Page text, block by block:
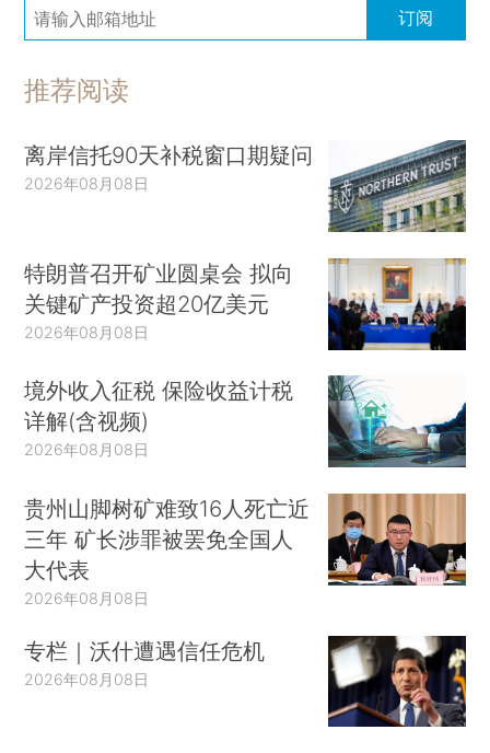
订阅
推荐阅读
离岸信托90天补税窗口期疑问
2026年08月08日
特朗普召开矿业圆桌会 拟向
关键矿产投资超20亿美元
2026年08月08日
境外收入征税 保险收益计税
详解(含视频)
2026年08月08日
贵州山脚树矿难致16人死亡近
三年 矿长涉罪被罢免全国人
大代表
2026年08月08日
专栏｜沃什遭遇信任危机
2026年08月08日